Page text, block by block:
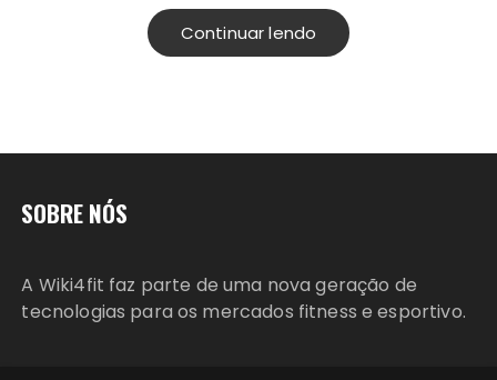
Continuar lendo
SOBRE NÓS
A Wiki4fit faz parte de uma nova geração de
tecnologias para os mercados fitness e esportivo.